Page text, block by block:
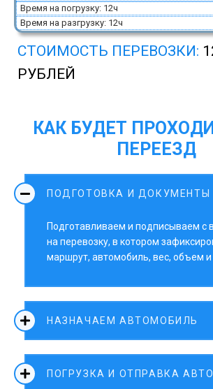
Время на погрузку: 12ч
Время на разгрузку: 12ч
СТОИМОСТЬ ПЕРЕВОЗКИ:
РУБЛЕЙ
КАК БУДЕТ
ПЕРЕЕЗД
ПОДГОТОВКА И ДОКУМЕНТЫ
Подготавливаем и подписываем с
на перевозку, в котором
маршрут, автомобиль, вес, объем и
НАЗНАЧАЕМ АВТОМОБИЛЬ
ПОГРУЗКА И ОТПРАВКА